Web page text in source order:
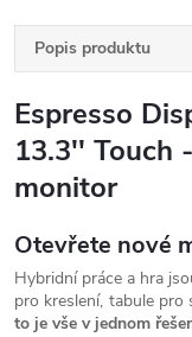
Popis produktu
Espresso
13.3'' Touch
monitor
Otevřete nové
Hybridní práce a hra
pro kreslení, tabule
to je vše v jednom